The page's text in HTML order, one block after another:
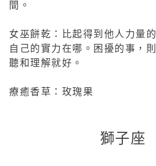
間。
女巫餅乾：比起得到他人力量
自己的實力在哪。困擾的事，
聽和理解就好。
療癒香草：玫瑰果
獅子座